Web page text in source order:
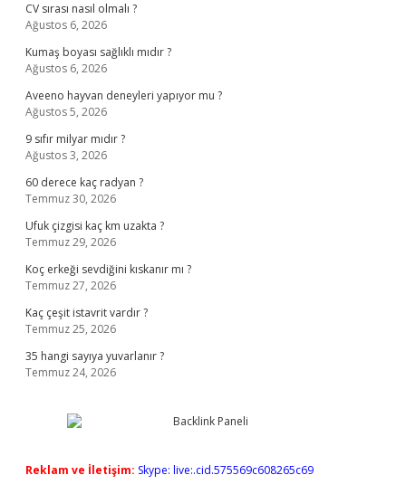
CV sırası nasıl olmalı ?
Ağustos 6, 2026
Kumaş boyası sağlıklı mıdır ?
Ağustos 6, 2026
Aveeno hayvan deneyleri yapıyor mu ?
Ağustos 5, 2026
9 sıfır milyar mıdır ?
Ağustos 3, 2026
60 derece kaç radyan ?
Temmuz 30, 2026
Ufuk çizgisi kaç km uzakta ?
Temmuz 29, 2026
Koç erkeği sevdiğini kıskanır mı ?
Temmuz 27, 2026
Kaç çeşit istavrit vardır ?
Temmuz 25, 2026
35 hangi sayıya yuvarlanır ?
Temmuz 24, 2026
Reklam ve İletişim: Skype: live:.cid.575569c608265c69